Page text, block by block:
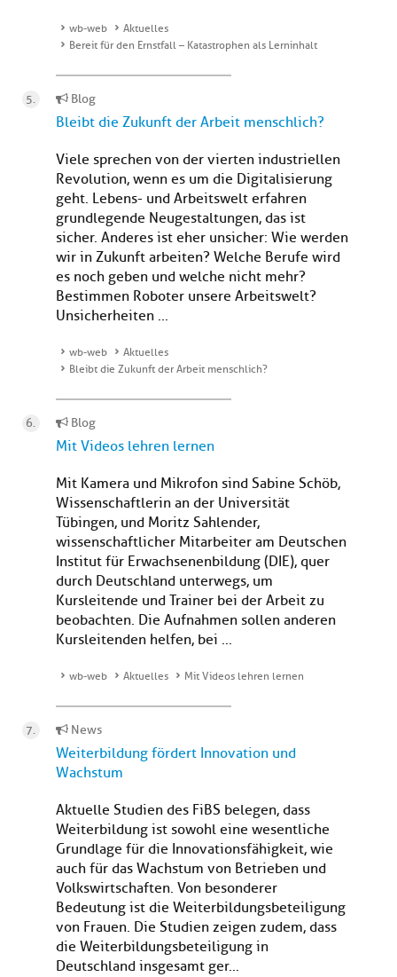
wb-web
Aktuelles
Bereit für den Ernstfall – Katastrophen als Lerninhalt
Blog
Bleibt die Zukunft der Arbeit menschlich?
Viele sprechen von der vierten industriellen
Revolution, wenn es um die Digitalisierung
geht. Lebens- und Arbeitswelt erfahren
grundlegende Neugestaltungen, das ist
sicher. Anderes ist eher unsicher: Wie werden
wir in Zukunft arbeiten? Welche Berufe wird
es noch geben und welche nicht mehr?
Bestimmen Roboter unsere Arbeitswelt?
Unsicherheiten ...
wb-web
Aktuelles
Bleibt die Zukunft der Arbeit menschlich?
Blog
Mit Videos lehren lernen
Mit Kamera und Mikrofon sind Sabine Schöb,
Wissenschaftlerin an der Universität
Tübingen, und Moritz Sahlender,
wissenschaftlicher Mitarbeiter am Deutschen
Institut für Erwachsenenbildung (DIE), quer
durch Deutschland unterwegs, um
Kursleitende und Trainer bei der Arbeit zu
beobachten. Die Aufnahmen sollen anderen
Kursleitenden helfen, bei ...
wb-web Aktuelles Mit Videos lehren lernen
News
Weiterbildung fördert Innovation und
Wachstum
Aktuelle Studien des FiBS belegen, dass
Weiterbildung ist sowohl eine wesentliche
Grundlage für die Innovationsfähigkeit, wie
auch für das Wachstum von Betrieben und
Volkswirtschaften. Von besonderer
Bedeutung ist die Weiterbildungsbeteiligung
von Frauen. Die Studien zeigen zudem, dass
die Weiterbildungsbeteiligung in
Deutschland insgesamt ger...